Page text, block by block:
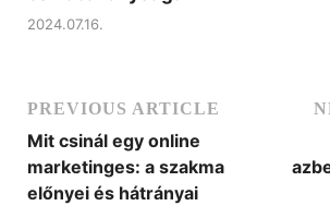
2024.07.16.
PREVIOUS ARTICLE
Mit csinál egy online
marketinges: a szakma
előnyei és hátrányai